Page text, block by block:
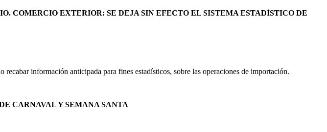
COMERCIO EXTERIOR: SE DEJA SIN EFECTO EL SISTEMA ESTADÍSTICO DE
información anticipada para fines estadísticos, sobre las operaciones de importación.
CARNAVAL Y SEMANA SANTA